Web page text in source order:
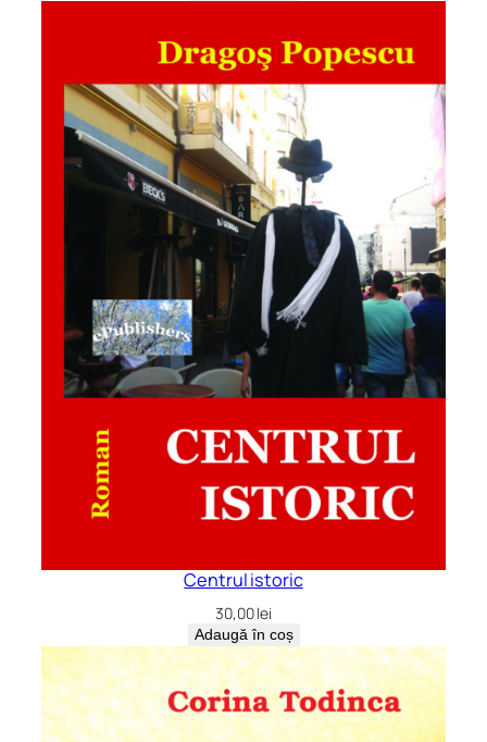
Centrul istoric
30,00lei
Adaugă în coș